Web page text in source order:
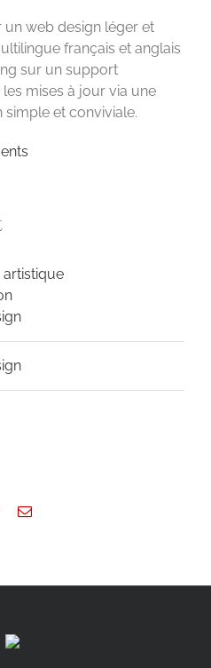
web design léger et
français et anglais
sur un support
mises à jour via une
simple et conviviale.
artistique
PinterestEmail